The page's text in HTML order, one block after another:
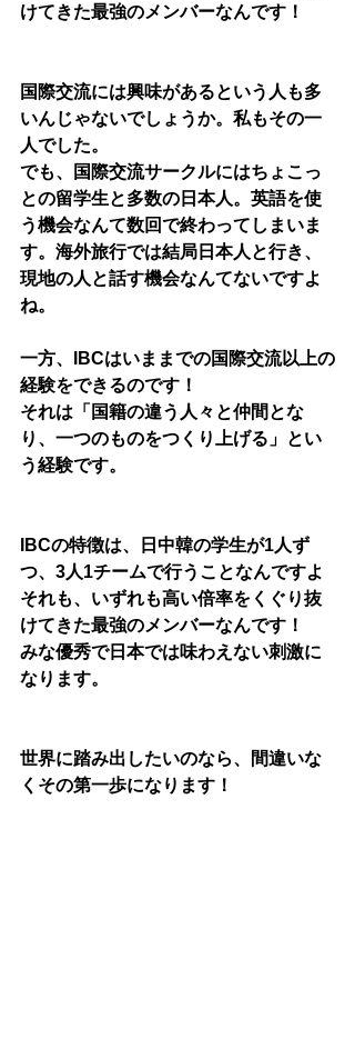
けてきた最強のメンバーなんです！
国際交流には興味があるという人も多
いんじゃないでしょうか。私もその一
人でした。
でも、国際交流サークルにはちょこっ
との留学生と多数の日本人。英語を使
う機会なんて数回で終わってしまいま
す。海外旅行では結局日本人と行き、
現地の人と話す機会なんてないですよ
ね。
一方、IBCはいままでの国際交流以上の
経験をできるのです！
それは「国籍の違う人々と仲間とな
り、一つのものをつくり上げる」とい
う経験です。
IBCの特徴は、日中韓の学生が1人ず
つ、3人1チームで行うことなんですよ
それも、いずれも高い倍率をくぐり抜
けてきた最強のメンバーなんです！
みな優秀で日本では味わえない刺激に
なります。
世界に踏み出したいのなら、間違いな
くその第一歩になります！